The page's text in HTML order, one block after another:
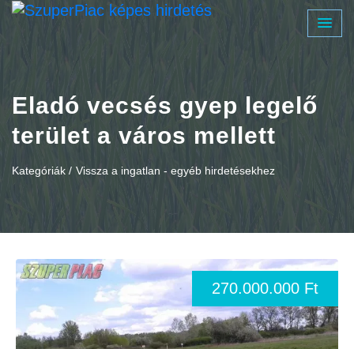
Eladó vecsés gyep legelő
terület a város mellett
Kategóriák / Vissza a ingatlan - egyéb hirdetésekhez
270.000.000 Ft